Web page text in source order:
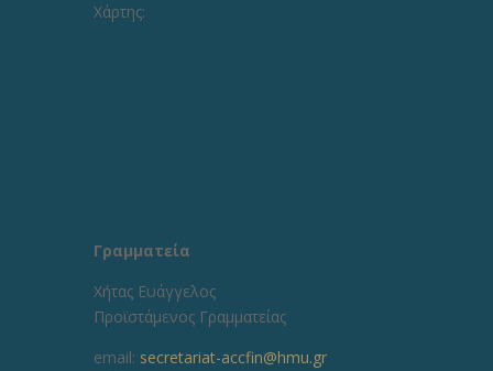
Χάρτης:
Γραμματεία
Χήτας Ευάγγελος
Προϊστάμενος Γραμματείας
email: secretariat-accfin@hmu.gr